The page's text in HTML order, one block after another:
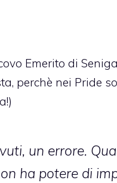
Emerito di
perchè nei Pride
un errore.
ha potere di